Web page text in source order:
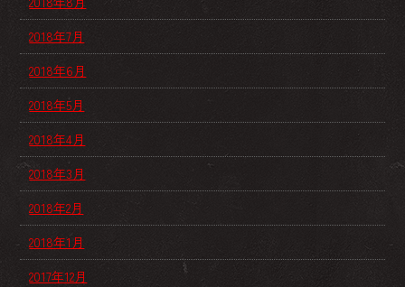
2018年7月
2018年6月
2018年5月
2018年4月
2018年3月
2018年2月
2018年1月
2017年12月